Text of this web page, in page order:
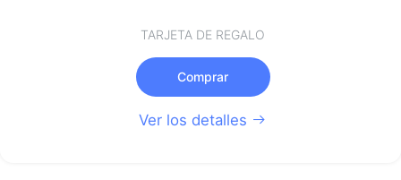
TARJETA DE REGALO
Comprar
Ver los detalles